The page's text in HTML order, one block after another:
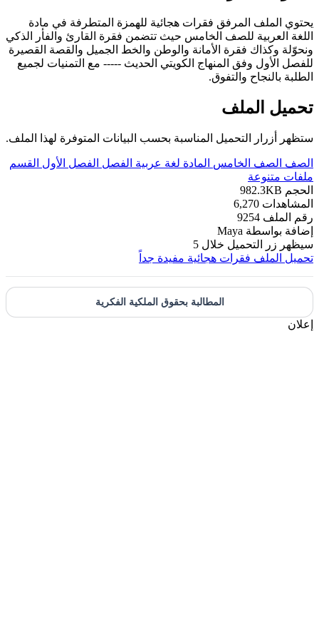
يحتوي الملف المرفق فقرات هجائية للهمزة المتطرفة في مادة
اللغة العربية للصف الخامس حيث تتضمن فقرة القارئ والفأر الذكي
ونحوّلة وكذاك فقرة الأمانة والوطن والخط الجميل والقصة القصيرة
للفصل الأول وفق المنهاج الكويتي الحديث ----- مع التمنيات لجميع
الطلبة بالنجاح والتفوق.
تحميل الملف
ستظهر أزرار التحميل المناسبة بحسب البيانات المتوفرة لهذا الملف.
الصف الصف الخامس المادة لغة عربية الفصل الفصل الأول
القسم
ملفات متنوعة
الحجم 982.3KB
المشاهدات 6,270
رقم الملف 9254
إضافة بواسطة Maya
سيظهر زر التحميل خلال 5
تحميل الملف فقرات هجائية مفيدة جداً
المطالبة بحقوق الملكية الفكرية
إعلان